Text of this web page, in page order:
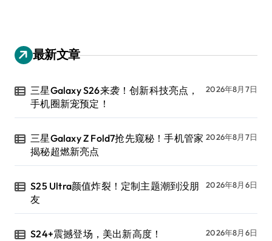
最新文章
三星Galaxy S26来袭！创新科技亮点，
手机圈新宠预定！
2026年8月7日
三星Galaxy Z Fold7抢先窥秘！手机管家
揭秘超燃新亮点
2026年8月7日
S25 Ultra颜值炸裂！定制主题潮到没朋
友
2026年8月6日
S24+震撼登场，美出新高度！ 2026年8月6日